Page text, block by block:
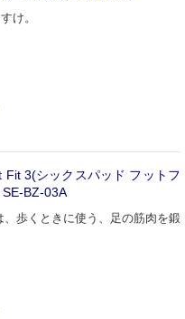
け。
Fit 3(シックスパッド フットフ
SE-BZ-03A
歩くときに使う、足の筋肉を鍛